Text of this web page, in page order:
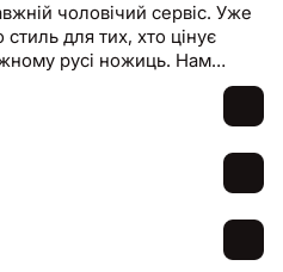
чоловічий сервіс. Уже
для тих, хто цінує
русі ножиць. Нам
7 000 клієнтів — і кожен із
більше, ніж послуга. Це